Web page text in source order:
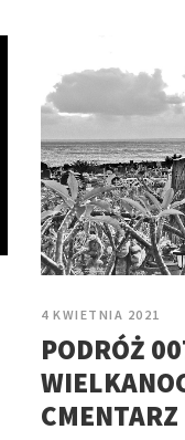
4 KWIETNIA 2021
PODRÓŻ